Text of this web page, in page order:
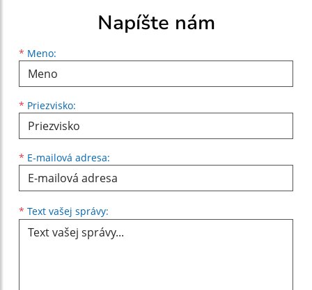
Napíšte nám
* Meno:
Meno
* Priezvisko:
Priezvisko
* E-mailová adresa:
E-mailová adresa
* Text vašej správy: